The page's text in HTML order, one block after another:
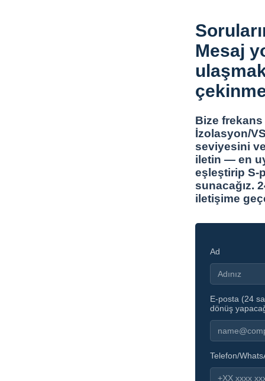
Mesaj
Bize frekans
İzolasyon/
seviyesini
iletin — en
eşleştirip S-
sunacağız.
iletişime
Ad
E-posta (24
dönüş
Telefon/